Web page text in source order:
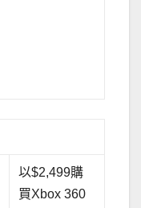
以$2,499購
買Xbox 360